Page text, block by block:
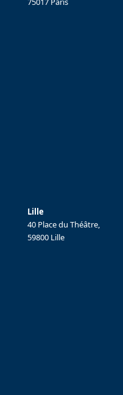
Lille
40 Place du Théâtre,
59800 Lille